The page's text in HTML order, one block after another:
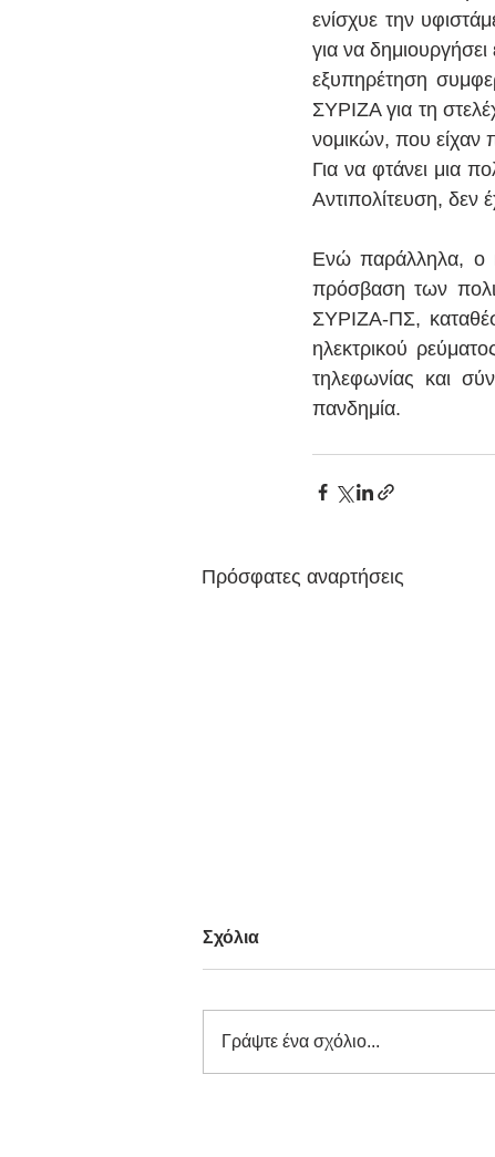
ενίσχυε την
για να
εξυπηρέτηση
ΣΥΡΙΖΑ για τη
νομικών, που είχαν
Για να φτάνει μια
Αντιπολίτευση, δεν
Ενώ παράλληλα, ο
πρόσβαση των
ΣΥΡΙΖΑ-ΠΣ,
ηλεκτρικού
τηλεφωνίας και
πανδημία.
Πρόσφατες αναρτήσεις
Σχόλια
Γράψτε ένα σχόλιο...